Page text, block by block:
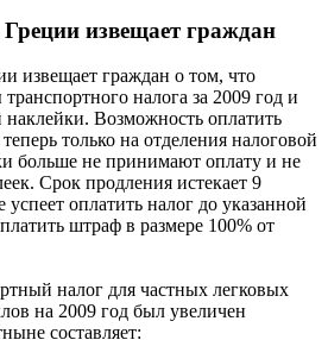
извещает граждан
извещает граждан о том, что
налога за 2009 год и
Возможность оплатить
только на отделения налоговой
больше не принимают оплату и не
Срок продления истекает 9
успеет оплатить налог до указанной
штраф в размере 100% от
налог для частных легковых
на 2009 год был увеличен
составляет: